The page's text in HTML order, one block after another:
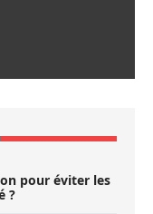
pour éviter les
?